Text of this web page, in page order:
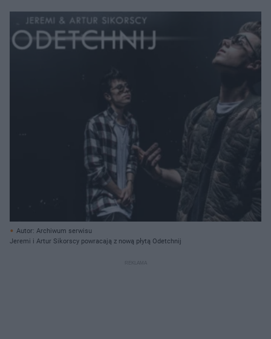
Autor: Archiwum serwisu
Jeremi i Artur Sikorscy powracają z nową płytą Odetchnij